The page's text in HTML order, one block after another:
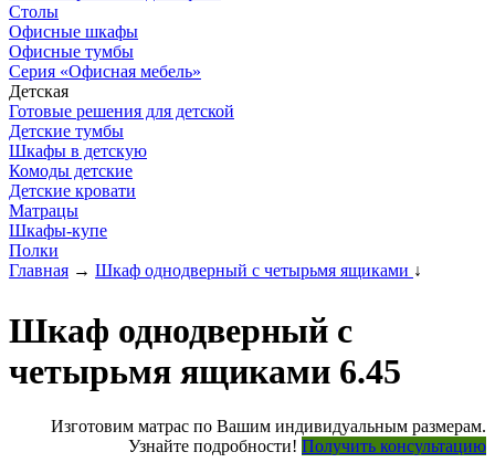
Столы
Офисные шкафы
Офисные тумбы
Серия «Офисная мебель»
Детская
Готовые решения для детской
Детские тумбы
Шкафы в детскую
Комоды детские
Детские кровати
Матрацы
Шкафы-купе
Полки
Главная → Шкаф однодверный с четырьмя ящиками ↓
Шкаф однодверный с
четырьмя ящиками 6.45
Изготовим матрас по Вашим индивидуальным размерам.
Узнайте подробности! Получить консультацию